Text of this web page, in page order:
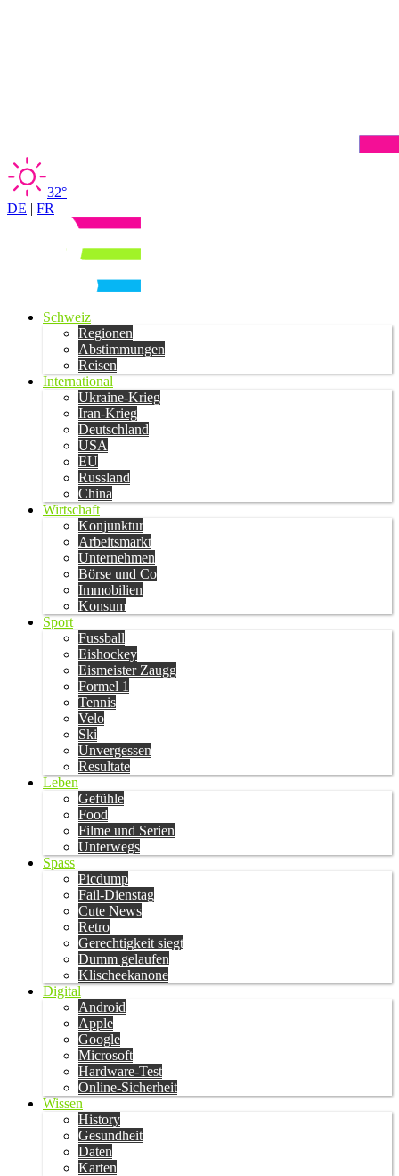
32°
DE | FR
Schweiz
Regionen
Abstimmungen
Reisen
International
Ukraine-Krieg
Iran-Krieg
Deutschland
USA
EU
Russland
China
Wirtschaft
Konjunktur
Arbeitsmarkt
Unternehmen
Börse und Co
Immobilien
Konsum
Sport
Fussball
Eishockey
Eismeister Zaugg
Formel 1
Tennis
Velo
Ski
Unvergessen
Resultate
Leben
Gefühle
Food
Filme und Serien
Unterwegs
Spass
Picdump
Fail-Dienstag
Cute News
Retro
Gerechtigkeit siegt
Dumm gelaufen
Klischeekanone
Digital
Android
Apple
Google
Microsoft
Hardware-Test
Online-Sicherheit
Wissen
History
Gesundheit
Daten
Karten